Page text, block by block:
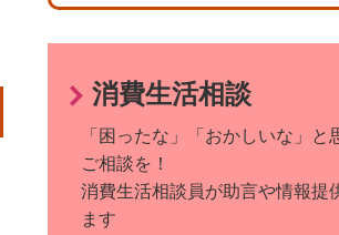
消費生活相談
「困ったな」「おかしいな」と
ご相談を！
消費生活相談員が助言や情報提
ます